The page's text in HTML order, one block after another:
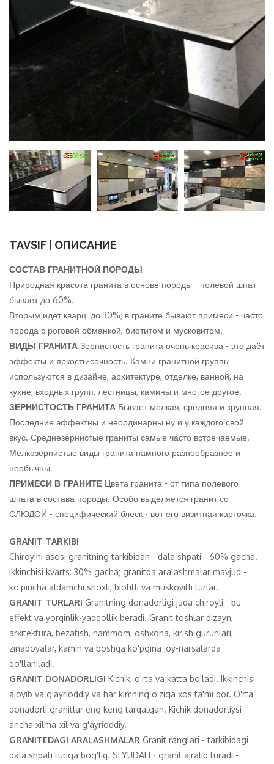
TAVSIF | ОПИСАНИЕ
СОСТАВ ГРАНИТНОЙ ПОРОДЫ
Природная красота гранита в основе породы - полевой шпат -
бывает до 60%.
Вторым идет кварц: до 30%; в граните бывают примеси - часто
порода с роговой обманкой, биотитом и мусковитом.
ВИДЫ ГРАНИТА Зернистость гранита очень красива - это даёт
эффекты и яркость-сочность. Камни гранитной группы
используются в дизайне, архитектуре, отделке, ванной, на
кухне, входных групп, лестницы, камины и многое другое.
ЗЕРНИСТОСТЬ ГРАНИТА Бывает мелкая, средняя и крупная.
Последние эффектны и неординарны ну и у каждого свой
вкус. Среднезернистые граниты самые часто встречаемые.
Мелкозернистые виды гранита намного разнообразнее и
необычны.
ПРИМЕСИ В ГРАНИТЕ Цвета гранита - от типа полевого
шпата в состава породы. Особо выделяется гранит со
СЛЮДОЙ - специфический блеск - вот его визитная карточка.
GRANIT TARKIBI
Chiroyini asosi granitning tarkibidan - dala shpati - 60% gacha.
Ikkinchisi kvarts: 30% gacha; granitda aralashmalar mavjud -
ko'pincha aldamchi shoxli, biotitli va muskovitli turlar.
GRANIT TURLARI Granitning donadorligi juda chiroyli - bu
effekt va yorqinlik-yaqqollik beradi. Granit toshlar dizayn,
arxitektura, bezatish, hammom, oshxona, kirish guruhlari,
zinapoyalar, kamin va boshqa ko'pgina joy-narsalarda
qo'llaniladi.
GRANIT DONADORLIGI Kichik, o'rta va katta bo'ladi. Ikkinchisi
ajoyib va ​​g'ayrioddiy va har kimning o'ziga xos ta'mi bor. O'rta
donadorli granitlar eng keng tarqalgan. Kichik donadorliysi
ancha xilma-xil va g'ayrioddiy.
GRANITEDAGI ARALASHMALAR Granit ranglari - tarkibidagi
dala shpati turiga bog'liq. SLYUDALI - granit ajralib turadi -